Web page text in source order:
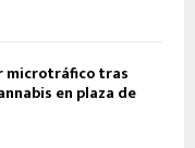
microtráfico tras
en plaza de